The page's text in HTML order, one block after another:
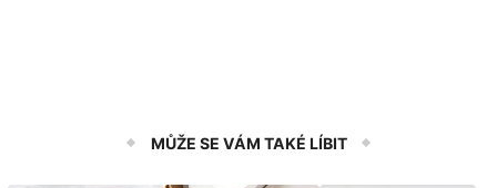
MŮŽE SE VÁM TAKÉ LÍBIT